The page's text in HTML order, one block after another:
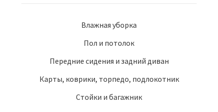
Влажная уборка
Пол и потолок
Передние сидения и задний диван
Карты, коврики, торпедо, подлокотник
Стойки и багажник